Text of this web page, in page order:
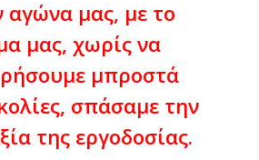
αγώνα μας, με το
μας, χωρίς να
μπροστά
σπάσαμε την
της εργοδοσίας.